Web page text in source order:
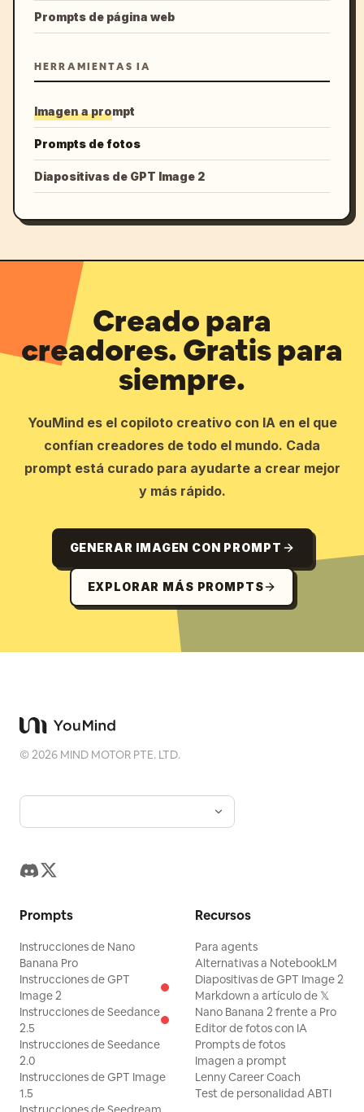
Prompts de página web
HERRAMIENTAS IA
Imagen a prompt
Prompts de fotos
Diapositivas de GPT Image 2
Creado para
creadores. Gratis para
siempre.
YouMind es el copiloto creativo con IA en el que
confían creadores de todo el mundo. Cada
prompt está curado para ayudarte a crear mejor
y más rápido.
GENERAR IMAGEN CON PROMPT
EXPLORAR MÁS PROMPTS
©2026 MIND MOTOR PTE. LTD.
Prompts
Instrucciones de Nano
Banana Pro
Instrucciones de GPT
Image 2
Instrucciones de Seedance
2.5
Instrucciones de Seedance
2.0
Instrucciones de GPT Image
1.5
Recursos
Para agents
Alternativas a NotebookLM
Diapositivas de GPT Image 2
Markdown a artículo de 𝕏
Nano Banana 2 frente a Pro
Editor de fotos con IA
Prompts de fotos
Imagen a prompt
Lenny Career Coach
Test de personalidad ABTI